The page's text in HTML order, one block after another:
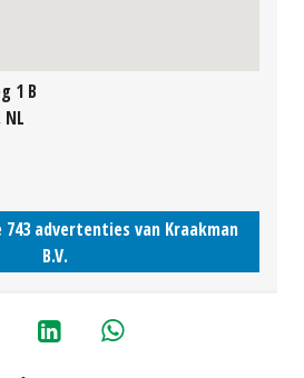
1 B
advertenties van Kraakman
B.V.